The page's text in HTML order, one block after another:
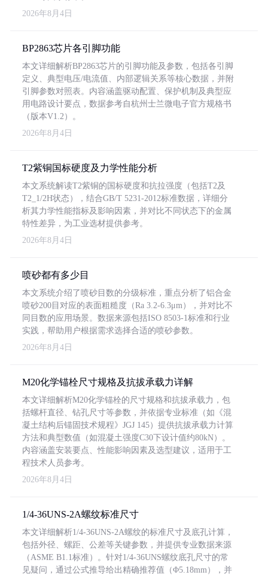
2026年8月4日
BP2863芯片各引脚功能
本文详细解析BP2863芯片的引脚功能及参数，包括各引脚
定义、典型电压/电流值、内部逻辑关系等核心数据，并附
引脚参数对照表。内容涵盖驱动配置、保护机制及典型应
用电路设计要点，数据参考自杭州士兰微电子官方规格书
（版本V1.2）。
2026年8月4日
T2紫铜国标硬度及力学性能分析
本文系统解读T2紫铜的国标硬度和抗拉强度（包括T2及
T2_1/2H状态），结合GB/T 5231-2012标准数据，详细分
析其力学性能指标及影响因素，并对比不同状态下的金属
特性差异，为工业选材提供参考。
2026年8月4日
喷砂都有多少目
本文系统介绍了喷砂目数的分级标准，重点分析了铝合金
喷砂200目对应的表面粗糙度（Ra 3.2-6.3μm），并对比不
同目数的应用场景。数据来源包括ISO 8503-1标准和行业
实践，帮助用户根据需求选择合适的喷砂参数。
2026年8月4日
M20化学锚栓尺寸规格及抗拔承载力详解
本文详细解析M20化学锚栓的尺寸规格和抗拔承载力，包
括螺杆直径、钻孔尺寸等参数，并依据专业标准（如《混
凝土结构后锚固技术规程》JGJ 145）提供抗拔承载力计算
方法和典型数值（如混凝土强度C30下设计值约80kN）。
内容涵盖安装要点、性能影响因素及选型建议，适用于工
程技术人员参考。
2026年8月4日
1/4-36UNS-2A螺纹标准尺寸
本文详细解析1/4-36UNS-2A螺纹的标准尺寸及底孔计算，
包括外径、螺距、公差等关键参数，并提供专业数据来源
（ASME B1.1标准）。针对1/4-36UNS螺纹底孔尺寸的常
见疑问，通过公式推导给出精确推荐值（Φ5.18mm），并